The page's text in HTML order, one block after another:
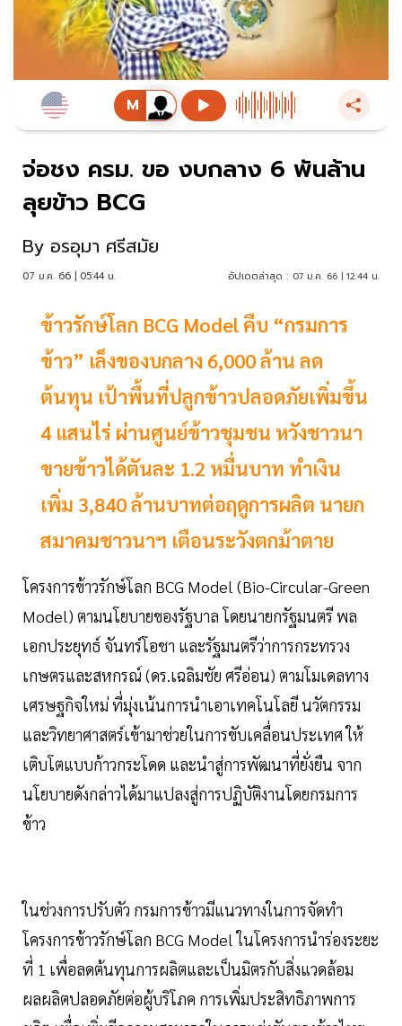
จ่อชง ครม. ขอ งบกลาง 6 พันล้าน
ลุยข้าว BCG
By อรอุมา ศรีสมัย
07 ม.ค. 66 | 05:44 น. อัปเดตล่าสุด : 07 ม.ค. 66 | 12:44 น.
ข้าวรักษ์โลก BCG Model คืบ “กรมการ
ข้าว” เล็งของบกลาง 6,000 ล้าน ลด
ต้นทุน เป้าพื้นที่ปลูกข้าวปลอดภัยเพิ่มขึ้น
4 แสนไร่ ผ่านศูนย์ข้าวชุมชน หวังชาวนา
ขายข้าวได้ตันละ 1.2 หมื่นบาท ทำเงิน
เพิ่ม 3,840 ล้านบาทต่อฤดูการผลิต นายก
สมาคมชาวนาฯ เตือนระวังตกม้าตาย
โครงการข้าวรักษ์โลก BCG Model (Bio-Circular-Green
Model) ตามนโยบายของรัฐบาล โดยนายกรัฐมนตรี พล
เอกประยุทธ์ จันทร์โอชา และรัฐมนตรีว่าการกระทรวง
เกษตรและสหกรณ์ (ดร.เฉลิมชัย ศรีอ่อน) ตามโมเดลทาง
เศรษฐกิจใหม่ ที่มุ่งเน้นการนำเอาเทคโนโลยี นวัตกรรม
และวิทยาศาสตร์เข้ามาช่วยในการขับเคลื่อนประเทศ ให้
เติบโตแบบก้าวกระโดด และนำสู่การพัฒนาที่ยั่งยืน จาก
นโยบายดังกล่าวได้มาแปลงสู่การปฏิบัติงานโดยกรมการ
ข้าว
ในช่วงการปรับตัว กรมการข้าวมีแนวทางในการจัดทำ
โครงการข้าวรักษ์โลก BCG Model ในโครงการนำร่องระยะ
ที่ 1 เพื่อลดต้นทุนการผลิตและเป็นมิตรกับสิ่งแวดล้อม
ผลผลิตปลอดภัยต่อผู้บริโภค การเพิ่มประสิทธิภาพการ